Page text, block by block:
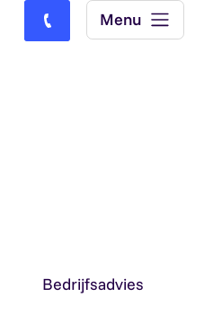
Bel ons: (0)77-4740000
Menu
Bedrijfsadvies